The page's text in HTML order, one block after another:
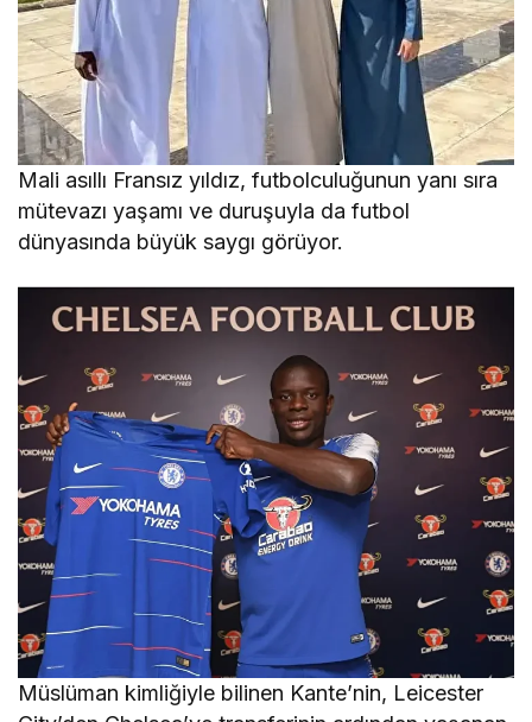
Mali asıllı Fransız yıldız, futbolculuğunun yanı sıra
mütevazı yaşamı ve duruşuyla da futbol
dünyasında büyük saygı görüyor.
Müslüman kimliğiyle bilinen Kante’nin, Leicester